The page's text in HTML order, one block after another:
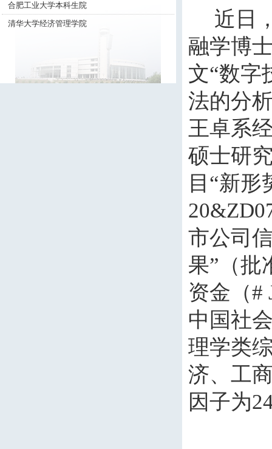
合肥工业大学本科生院
清华大学经济管理学院
近日
融学博
文“数
法的分
王卓系
硕士研
目“新
市公司
果”（批
资金（#
中国社
理学类
济、工
因子为